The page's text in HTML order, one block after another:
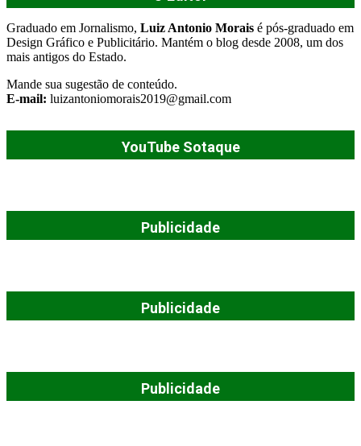
Graduado em Jornalismo, Luiz Antonio Morais é pós-graduado em
Design Gráfico e Publicitário. Mantém o blog desde 2008, um dos
mais antigos do Estado.
Mande sua sugestão de conteúdo.
E-mail: luizantoniomorais2019@gmail.com
YouTube Sotaque
Publicidade
Publicidade
Publicidade